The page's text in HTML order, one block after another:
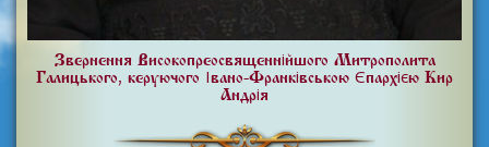
Звернення Високопреосвященнійшого Митрополита
Галицького, керуючого Івано-Франківською Єпархією Кир
Андрія